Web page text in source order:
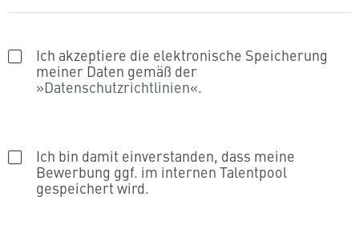
Ich akzeptiere die elektronische Speicherung
meiner Daten gemäß der
Datenschutzrichtlinien
.
Ich bin damit einverstanden, dass meine
Bewerbung ggf. im internen Talentpool
gespeichert wird.